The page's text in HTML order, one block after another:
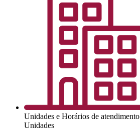
Unidades e Horários de atendimento
Unidades